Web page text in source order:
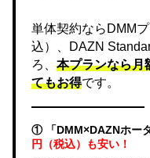
単体契約ならDMM
込）、DAZN
ろ、 本プランなら月
てもお得です。
① 「DMM×DAZNホー
円（税込）も安い！